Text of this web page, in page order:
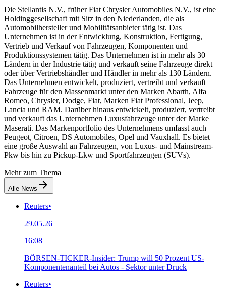
Die Stellantis N.V., früher Fiat Chrysler Automobiles N.V., ist eine
Holdinggesellschaft mit Sitz in den Niederlanden, die als
Automobilhersteller und Mobilitätsanbieter tätig ist. Das
Unternehmen ist in der Entwicklung, Konstruktion, Fertigung,
Vertrieb und Verkauf von Fahrzeugen, Komponenten und
Produktionssystemen tätig. Das Unternehmen ist in mehr als 30
Ländern in der Industrie tätig und verkauft seine Fahrzeuge direkt
oder über Vertriebshändler und Händler in mehr als 130 Ländern.
Das Unternehmen entwickelt, produziert, vertreibt und verkauft
Fahrzeuge für den Massenmarkt unter den Marken Abarth, Alfa
Romeo, Chrysler, Dodge, Fiat, Marken Fiat Professional, Jeep,
Lancia und RAM. Darüber hinaus entwickelt, produziert, vertreibt
und verkauft das Unternehmen Luxusfahrzeuge unter der Marke
Maserati. Das Markenportfolio des Unternehmens umfasst auch
Peugeot, Citroen, DS Automobiles, Opel und Vauxhall. Es bietet
eine große Auswahl an Fahrzeugen, von Luxus- und Mainstream-
Pkw bis hin zu Pickup-Lkw und Sportfahrzeugen (SUVs).
Mehr zum Thema
Alle News
Reuters•
29.05.26
16:08
BÖRSEN-TICKER-Insider: Trump will 50 Prozent US-
Komponentenanteil bei Autos - Sektor unter Druck
Reuters•